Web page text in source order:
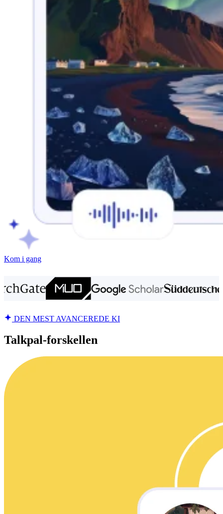
Kom i gang
DEN MEST AVANCEREDE KI
Talkpal-forskellen